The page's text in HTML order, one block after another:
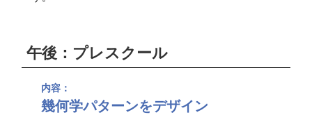
午後：プレスクール
内容：
幾何学パターンをデザイン